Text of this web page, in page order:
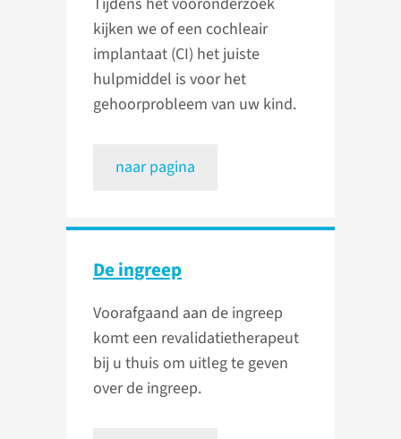
kijken we of een cochleair
implantaat (CI) het juiste
hulpmiddel is voor het
gehoorprobleem van uw kind.
naar pagina
De ingreep
Voorafgaand aan de ingreep
komt een revalidatietherapeut
bij u thuis om uitleg te geven
over de ingreep.